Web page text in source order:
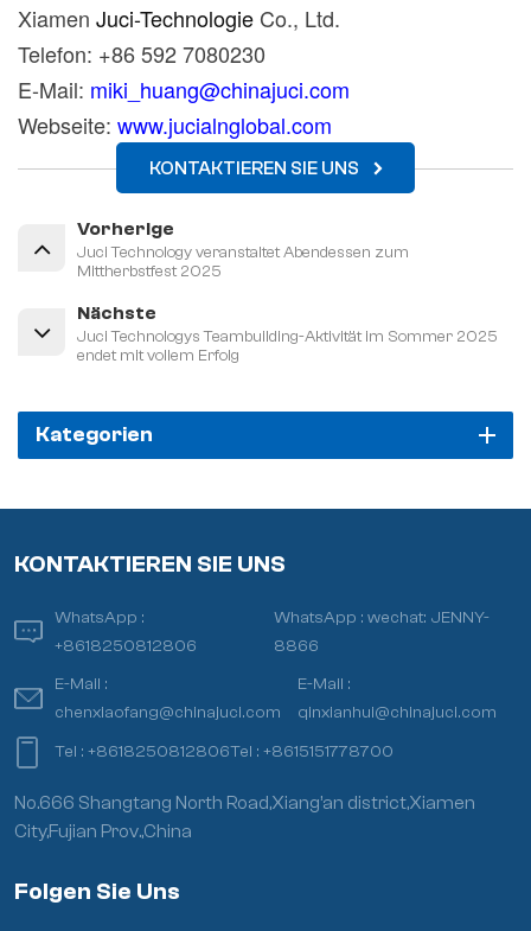
Xiamen Juci-Technologie Co., Ltd.
Telefon: +86 592 7080230
E-Mail: miki_huang@chinajuci.com
Webseite: www.jucialnglobal.com
KONTAKTIEREN SIE UNS
Vorherige
Juci Technology veranstaltet Abendessen zum
Mittherbstfest 2025
Nächste
Juci Technologys Teambuilding-Aktivität im Sommer 2025
endet mit vollem Erfolg
Kategorien
KONTAKTIEREN SIE UNS
WhatsApp :
+8618250812806
WhatsApp :wechat: JENNY-
8866
E-Mail :
chenxiaofang@chinajuci.com
E-Mail :
qinxianhui@chinajuci.com
Tel :+8618250812806Tel :+8615151778700
No.666 Shangtang North Road,Xiang’an district,Xiamen
City,Fujian Prov.,China
Folgen Sie Uns